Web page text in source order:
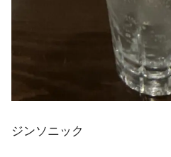
ジンソニック